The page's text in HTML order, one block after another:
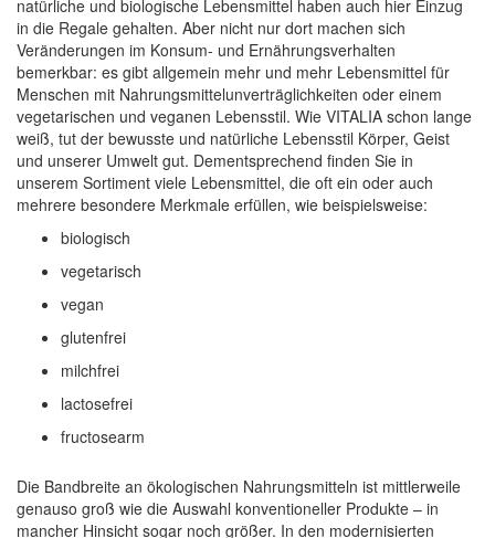
natürliche und biologische Lebensmittel haben auch hier Einzug
in die Regale gehalten. Aber nicht nur dort machen sich
Veränderungen im Konsum- und Ernährungsverhalten
bemerkbar: es gibt allgemein mehr und mehr Lebensmittel für
Menschen mit Nahrungsmittelunverträglichkeiten oder einem
vegetarischen und veganen Lebensstil. Wie VITALIA schon lange
weiß, tut der bewusste und natürliche Lebensstil Körper, Geist
und unserer Umwelt gut. Dementsprechend finden Sie in
unserem Sortiment viele Lebensmittel, die oft ein oder auch
mehrere besondere Merkmale erfüllen, wie beispielsweise:
biologisch
vegetarisch
vegan
glutenfrei
milchfrei
lactosefrei
fructosearm
Die Bandbreite an ökologischen Nahrungsmitteln ist mittlerweile
genauso groß wie die Auswahl konventioneller Produkte – in
mancher Hinsicht sogar noch größer. In den modernisierten